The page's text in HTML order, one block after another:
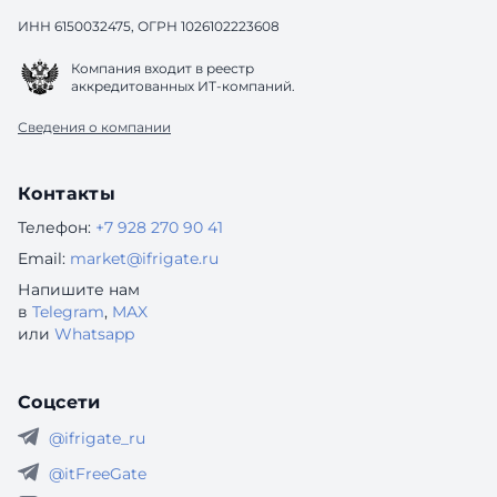
ИНН 6150032475, ОГРН 1026102223608
Компания входит в реестр
аккредитованных ИТ-компаний.
Сведения о компании
Контакты
Телефон: +7 928 270 90 41
Email: market@ifrigate.ru
Напишите нам
в Telegram, MAX
или Whatsapp
Соцсети
@ifrigate_ru
@itFreeGate